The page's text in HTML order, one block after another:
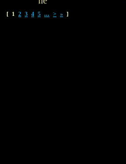
[ 1 2 3 4 5 ... > » ]